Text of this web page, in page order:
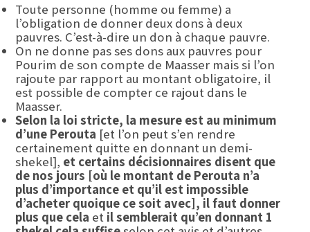
Toute personne (homme ou femme) a
l’obligation de donner deux dons à deux
pauvres. C’est-à-dire un don à chaque pauvre.
On ne donne pas ses dons aux pauvres pour
Pourim de son compte de Maasser mais si l’on
rajoute par rapport au montant obligatoire, il
est possible de compter ce rajout dans le
Maasser.
Selon la loi stricte, la mesure est au minimum
d’une Perouta [et l’on peut s’en rendre
certainement quitte en donnant un demi-
shekel], et certains décisionnaires disent que
de nos jours [où le montant de Perouta n’a
plus d’importance et qu’il est impossible
d’acheter quoique ce soit avec], il faut donner
plus que cela et il semblerait qu’en donnant 1